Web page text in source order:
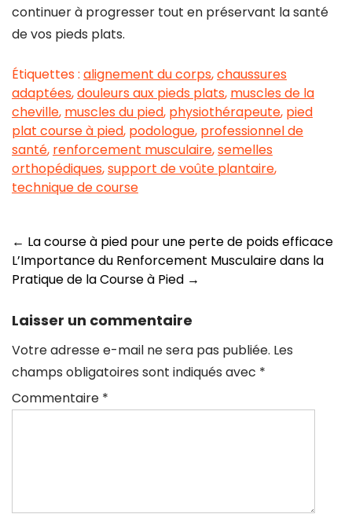
continuer à progresser tout en préservant la santé
de vos pieds plats.
Étiquettes : alignement du corps,chaussures
adaptées,douleurs aux pieds plats, muscles de la
cheville, muscles du pied, physiothérapeute, pied
plat course à pied, podologue, professionnel de
santé, renforcement musculaire,semelles
orthopédiques,support de voûte plantaire,
technique de course
Navigation
des
articles
← La course à pied pour une perte de poids efficace
L’Importance du Renforcement Musculaire dans la
Pratique de la Course à Pied →
Laisser un commentaire
Votre adresse e-mail ne sera pas publiée. Les
champs obligatoires sont indiqués avec *
Commentaire *